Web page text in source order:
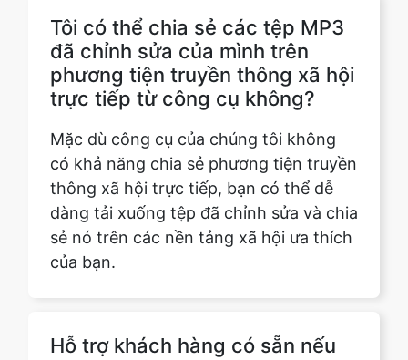
trực tiếp từ công cụ không?
Mặc dù công cụ của chúng tôi không
có khả năng chia sẻ phương tiện truyền
thông xã hội trực tiếp, bạn có thể dễ
dàng tải xuống tệp đã chỉnh sửa và chia
sẻ nó trên các nền tảng xã hội ưa thích
của bạn.
Hỗ trợ khách hàng có sẵn nếu
Có, chúng tôi có một đội ngũ hỗ trợ